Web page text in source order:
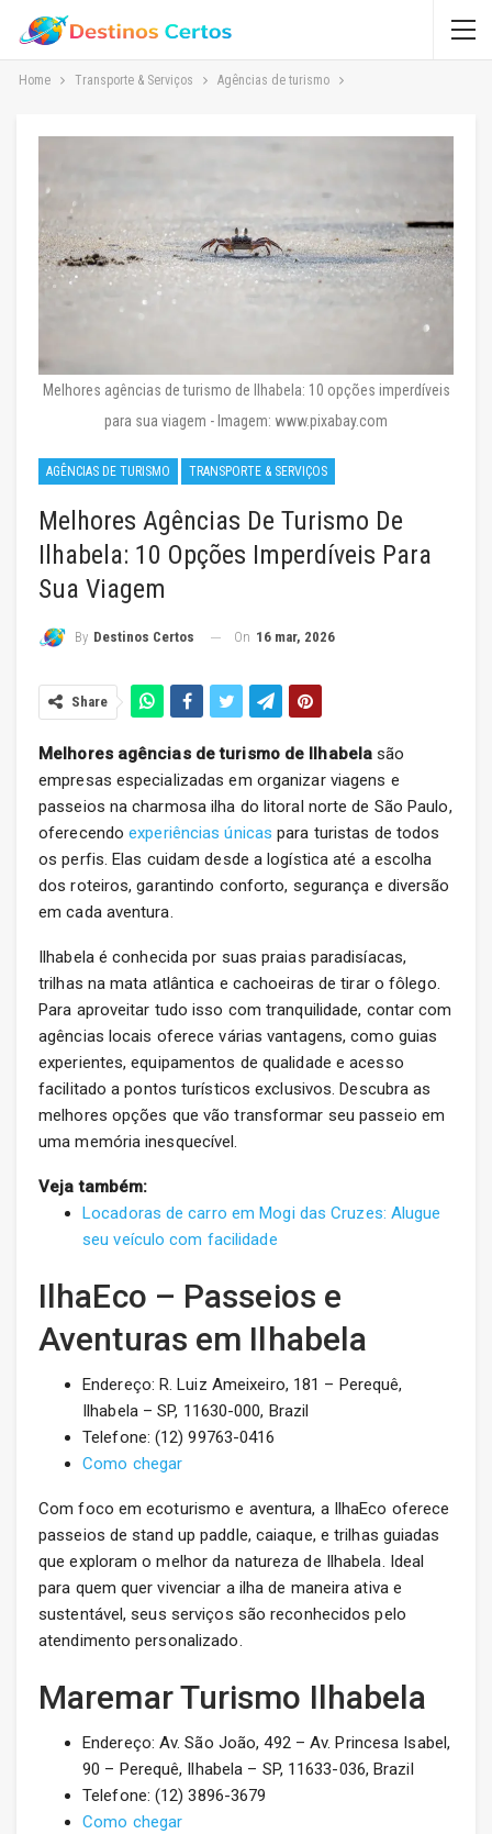
Home Transporte & Serviços Agências de turismo
Melhores agências de turismo de Ilhabela: 10 opções imperdíveis
para sua viagem - Imagem: www.pixabay.com
AGÊNCIAS DE TURISMO TRANSPORTE & SERVIÇOS
Melhores Agências De Turismo De
Ilhabela: 10 Opções Imperdíveis Para
Sua Viagem
By Destinos Certos On 16 mar, 2026
Share
Melhores agências de turismo de Ilhabela são
empresas especializadas em organizar viagens e
passeios na charmosa ilha do litoral norte de São Paulo,
oferecendoexperiências únicas para turistas de todos
os perfis. Elas cuidam desde a logística até a escolha
dos roteiros, garantindo conforto, segurança e diversão
em cada aventura.
Ilhabela é conhecida por suas praias paradisíacas,
trilhas na mata atlântica e cachoeiras de tirar o fôlego.
Para aproveitar tudo isso com tranquilidade, contar com
agências locais oferece várias vantagens, como guias
experientes, equipamentos de qualidade e acesso
facilitado a pontos turísticos exclusivos. Descubra as
melhores opções que vão transformar seu passeio em
uma memória inesquecível.
Veja também:
Locadoras de carro em Mogi das Cruzes: Alugue
seu veículo com facilidade
IlhaEco – Passeios e
Aventuras em Ilhabela
Endereço: R. Luiz Ameixeiro, 181 – Perequê,
Ilhabela – SP, 11630-000, Brazil
Telefone: (12) 99763-0416
Como chegar
Com foco em ecoturismo e aventura, a IlhaEco oferece
passeios de stand up paddle, caiaque, e trilhas guiadas
que exploram o melhor da natureza de Ilhabela. Ideal
para quem quer vivenciar a ilha de maneira ativa e
sustentável, seus serviços são reconhecidos pelo
atendimento personalizado.
Maremar Turismo Ilhabela
Endereço: Av. São João, 492 – Av. Princesa Isabel,
90 – Perequê, Ilhabela – SP, 11633-036, Brazil
Telefone: (12) 3896-3679
Como chegar